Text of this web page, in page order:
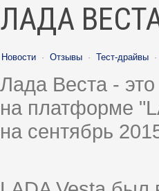
ЛАДА ВЕСТА
Новости · Отзывы · Тест-драйвы ·
Лада Веста -
на платформе
на сентябрь